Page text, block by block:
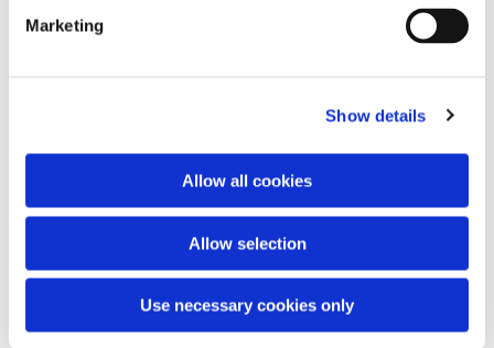
Marketing
Show details
Allow all cookies
Allow selection
Use necessary cookies only